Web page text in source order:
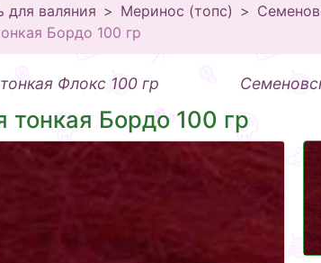
для валяния Меринос (топс)
Бордо 100 гр
Флокс 100 гр
тонкая Бордо 100 гр